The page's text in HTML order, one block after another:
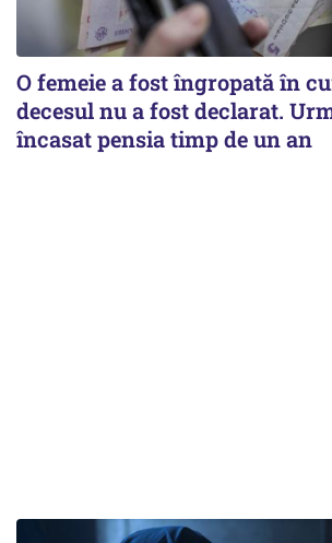
O femeie a fost îngropată în
decesul nu a fost declarat.
încasat pensia timp de un an